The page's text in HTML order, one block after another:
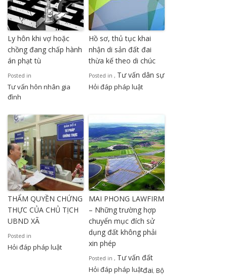
Ly hôn khi vợ hoặc
chồng đang chấp hành
án phạt tù
Posted in
Tư vấn hôn nhân gia
đình
Hồ sơ, thủ tục khai
nhận di sản đất đai
thừa kế theo di chúc
Posted in
Hỏi đáp pháp luật
, Tư vấn dân sự
THẨM QUYỀN CHỨNG
THỰC CỦA CHỦ TỊCH
UBND XÃ
Posted in
Hỏi đáp pháp luật
MAI PHONG LAWFIRM
– Những trường hợp
chuyển mục đích sử
dụng đất không phải
xin phép
Posted in
Hỏi đáp pháp luật
, Tư vấn đất
đai, Bộ